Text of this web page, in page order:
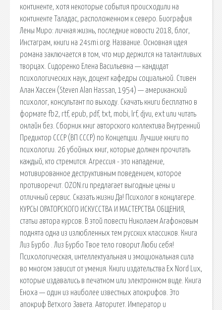
континенте, хотя некоторые события происходили на
континенте Таладас, расположенном к северо. Биография
Лены Миро: личная жизнь, последние новости 2018, блог,
Инстаграм, книги на 24smi.org. Название. Основная идея
романа заключается в том, что мир держится на талантливых
творцах. Сидоренко Елена Васильевна — кандидат
психологических наук, доцент кафедры социальной. Стивен
Алан Хассен (Steven Alan Hassan, 1954) — американский
психолог, консультант по выходу. Скачать книги бесплатно в
формате fb2, rtf, epub, pdf, txt, mobi, lrf, djvu, ext или читать
онлайн без. Сборник книг авторского коллектива Внутренний
Предиктор СССР (ВП СССР) по Концепции. Лучшие книги по
психологии. 26 убойных книг, которые должен прочитать
каждый, кто стремится. Агрессия - это нападение,
мотивированное деструктивным поведением, которое
противоречит. OZON.ru предлагает выгодные цены и
отличный сервис. Сказать жизни Да! Психолог в концлагере.
КУРСЫ ОРАТОРСКОГО ИСКУССТВА И МАСТЕРСТВА ОБЩЕНИЯ,
статьи автора курсов. В этой повести Николаем Агафоновым
поднята одна из излюбленных тем русских классиков. Книга
Лиз Бурбо . Лиз Бурбо Твое тело говорит Люби себя!
Психологическая, интеллектуальная и эмоциональная сила
во многом зависит от умения. Книги издательства Ex Nord Lux,
которые издавались в печатном или электронном виде. Книга
Еноха — один из наиболее известных апокрифов. Это
апокриф Ветхого Завета. Авторитет. Император и